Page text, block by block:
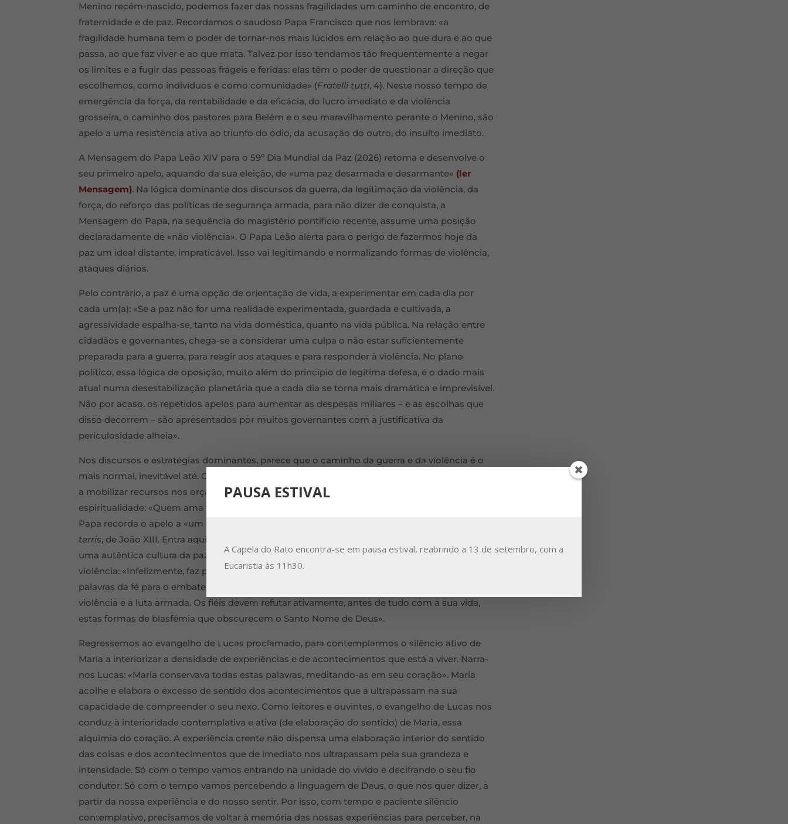
Menino recém-nascido, podemos fazer das nossas fragilidades um caminho de encontro, de
fraternidade e de paz. Recordamos o saudoso Papa Francisco que nos lembrava: «a
fragilidade humana tem o poder de tornar-nos mais lúcidos em relação ao que dura e ao que
passa, ao que faz viver e ao que mata. Talvez por isso tendamos tão frequentemente a negar
os limites e a fugir das pessoas frágeis e feridas: elas têm o poder de questionar a direção que
escolhemos, como indivíduos e como comunidade» (Fratelli tutti, 4). Neste nosso tempo de
emergência da força, da rentabilidade e da eficácia, do lucro imediato e da violência
grosseira, o caminho dos pastores para Belém e o seu maravilhamento perante o Menino, são
apelo a uma resistência ativa ao triunfo do ódio, da acusação do outro, do insulto imediato.
A Mensagem do Papa Leão XIV para o 59º Dia Mundial da Paz (2026) retoma e desenvolve o
seu primeiro apelo, aquando da sua eleição, de «uma paz desarmada e desarmante» (ler
Mensagem). Na lógica dominante dos discursos da guerra, da legitimação da violência, da
força, do reforço das políticas de segurança armada, para não dizer de conquista, a
Mensagem do Papa, na sequência do magistério pontifício recente, assume uma posição
declaradamente de «não violência». O Papa Leão alerta para o perigo de fazermos hoje da
paz um ideal distante, impraticável. Isso vai legitimando e normalizando formas de violência,
ataques diários.
Pelo contrário, a paz é uma opção de orientação de vida, a experimentar em cada dia por
cada um(a): «Se a paz não for uma realidade experimentada, guardada e cultivada, a
agressividade espalha-se, tanto na vida doméstica, quanto na vida pública. Na relação entre
cidadãos e governantes, chega-se a considerar uma culpa o não estar suficientemente
preparada para a guerra, para reagir aos ataques e para responder à violência. No plano
político, essa lógica de oposição, muito além do princípio de legítima defesa, é o dado mais
atual numa desestabilização planetária que a cada dia se torna mais dramática e imprevisível.
Não por acaso, os repetidos apelos para aumentar as despesas miliares – e as escolhas que
disso decorrem – são apresentados por muitos governantes com a justificativa da
periculosidade alheia».
Nos discursos e estratégias dominantes, parece que o caminho da guerra e da violência é o
mais normal, inevitável até. O Papa Leão lembra, denunciando, o aumento da despesa militar
a mobilizar recursos nos orçamentos dos estados. Cita Santo Agostinho, fonte da sua
espiritualidade: «Quem ama verdadeiramente a paz ama também os inimigos da paz». O
Papa recorda o apelo a «um desarmamento integral», já presente na encíclica
terris, de João XIII. Entra aqui o lugar das religiões e das tradições espirituais, ao promoverem
uma autêntica cultura da paz e do diálogo entre os povos, não legitimando formas de
violência: «Infelizmente, faz parte do panorama contemporâneo, cada vez mais, arrastar as
palavras da fé para o embate político, abençoar o nacionalismo e justificar religiosamente a
violência e a luta armada. Os fiéis devem refutar ativamente, antes de tudo com a sua vida,
estas formas de blasfémia que obscurecem o Santo Nome de Deus».
Regressemos ao evangelho de Lucas proclamado, para contemplarmos o silêncio ativo de
Maria a interiorizar a densidade de experiências e de acontecimentos que está a viver. Narra-
nos Lucas: «Maria conservava todas estas palavras, meditando-as em seu coração». Maria
acolhe e elabora o excesso de sentido dos acontecimentos que a ultrapassam na sua
capacidade de compreender o seu nexo. Como leitores e ouvintes, o evangelho de Lucas nos
conduz à interioridade contemplativa e ativa (de elaboração do sentido) de Maria, essa
alquimia do coração. A experiência crente não dispensa uma elaboração interior do sentido
das coisas e dos acontecimentos que de imediato nos ultrapassam pela sua grandeza e
intensidade. Só com o tempo vamos entrando na unidade do vivido e decifrando o seu fio
condutor. Só com o tempo vamos percebendo a linguagem de Deus, o que nos quer dizer, a
partir da nossa experiência e do nosso sentir. Por isso, com tempo e paciente silêncio
contemplativo, precisamos de voltar à memória das nossas experiências para perceber, na
PAUSA ESTIVAL
A Capela do Rato encontra-se em pausa estival, reabrindo a 13 de setembro, com a
Eucaristia às 11h30.